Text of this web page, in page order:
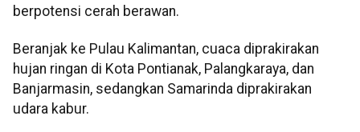
berpotensi cerah berawan.
Beranjak ke Pulau Kalimantan, cuaca diprakirakan
hujan ringan di Kota Pontianak, Palangkaraya, dan
Banjarmasin, sedangkan Samarinda diprakirakan
udara kabur.